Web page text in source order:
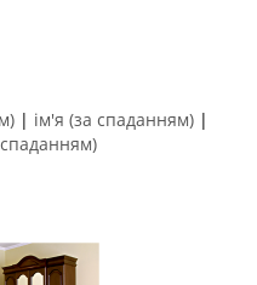
| ім'я (за спаданням) |